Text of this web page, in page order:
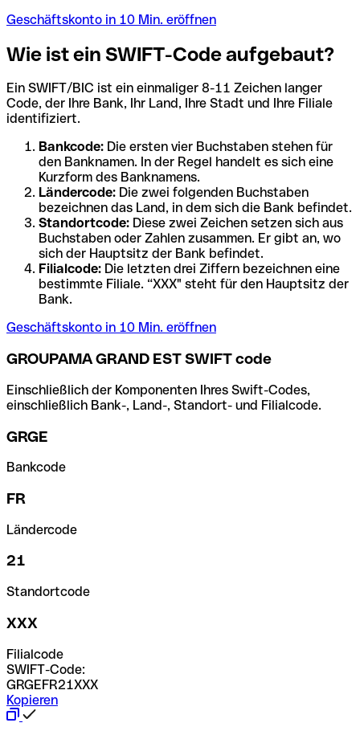
Geschäftskonto in 10 Min. eröffnen
Wie ist ein SWIFT-Code aufgebaut?
Ein SWIFT/BIC ist ein einmaliger 8-11 Zeichen langer
Code, der Ihre Bank, Ihr Land, Ihre Stadt und Ihre Filiale
identifiziert.
Bankcode: Die ersten vier Buchstaben stehen für
den Banknamen. In der Regel handelt es sich eine
Kurzform des Banknamens.
Ländercode: Die zwei folgenden Buchstaben
bezeichnen das Land, in dem sich die Bank befindet.
Standortcode: Diese zwei Zeichen setzen sich aus
Buchstaben oder Zahlen zusammen. Er gibt an, wo
sich der Hauptsitz der Bank befindet.
Filialcode: Die letzten drei Ziffern bezeichnen eine
bestimmte Filiale. “XXX" steht für den Hauptsitz der
Bank.
Geschäftskonto in 10 Min. eröffnen
GROUPAMA GRAND EST SWIFT code
Einschließlich der Komponenten Ihres Swift-Codes,
einschließlich Bank-, Land-, Standort- und Filialcode.
GRGE
Bankcode
FR
Ländercode
21
Standortcode
XXX
Filialcode
SWIFT-Code:
GRGEFR21XXX
Kopieren